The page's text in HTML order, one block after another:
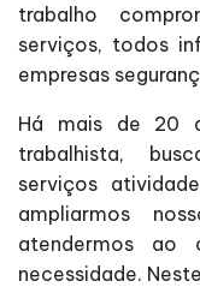
trabalho
serviços, todos
empresas
Há mais de 20
trabalhista,
serviços
ampliarmos
atendermos ao
necessidade.